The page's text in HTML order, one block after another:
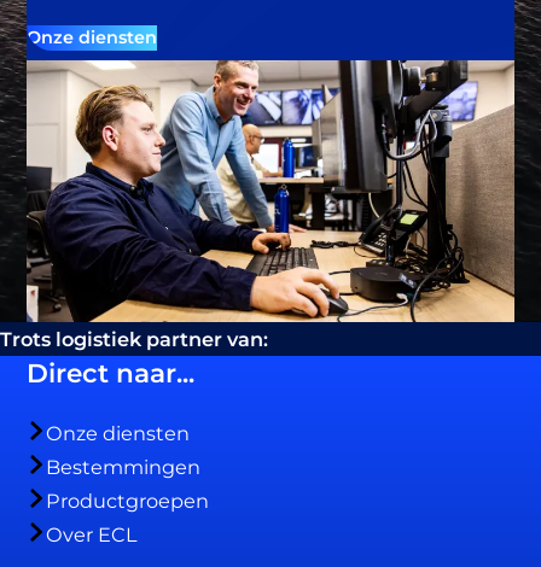
Onze diensten
Trots logistiek partner van:
Direct naar...
Onze diensten
Bestemmingen
Productgroepen
Over ECL